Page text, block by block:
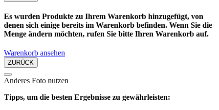
Es wurden Produkte zu Ihrem Warenkorb hinzugefügt, von
denen sich einige bereits im Warenkorb befinden. Wenn Sie die
Menge ändern möchten, rufen Sie bitte Ihren Warenkorb auf.
Warenkorb ansehen
ZURÜCK
Anderes Foto nutzen
Tipps, um die besten Ergebnisse zu gewährleisten: